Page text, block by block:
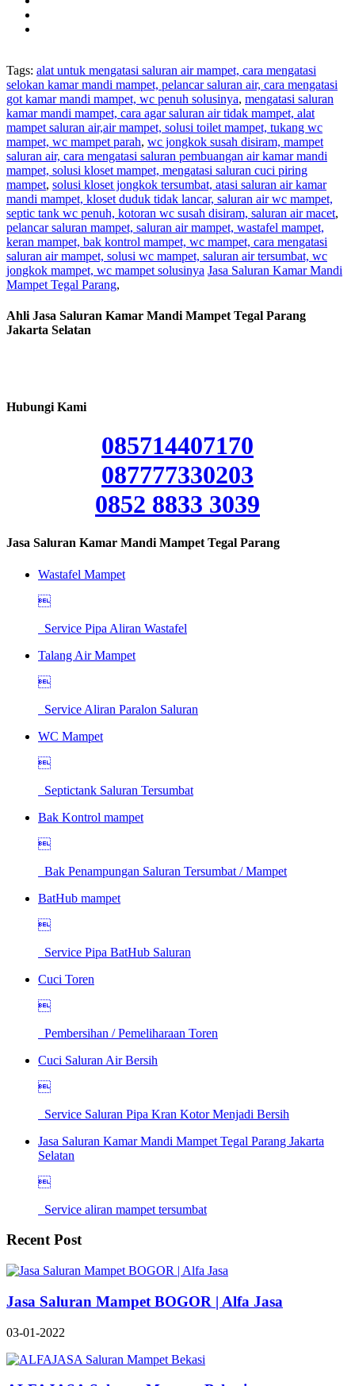
Tags: alat untuk mengatasi saluran air mampet, cara mengatasi
selokan kamar mandi mampet, pelancar saluran air, cara mengatasi
got kamar mandi mampet, wc penuh solusinya, mengatasi saluran
kamar mandi mampet, cara agar saluran air tidak mampet, alat
mampet saluran air,air mampet, solusi toilet mampet, tukang wc
mampet, wc mampet parah, wc jongkok susah disiram, mampet
saluran air, cara mengatasi saluran pembuangan air kamar mandi
mampet, solusi kloset mampet, mengatasi saluran cuci piring
mampet, solusi kloset jongkok tersumbat, atasi saluran air kamar
mandi mampet, kloset duduk tidak lancar, saluran air wc mampet,
septic tank wc penuh, kotoran wc susah disiram, saluran air macet,
pelancar saluran mampet, saluran air mampet, wastafel mampet,
keran mampet, bak kontrol mampet, wc mampet, cara mengatasi
saluran air mampet, solusi wc mampet, saluran air tersumbat, wc
jongkok mampet, wc mampet solusinya Jasa Saluran Kamar Mandi
Mampet Tegal Parang,
Ahli Jasa Saluran Kamar Mandi Mampet Tegal Parang
Jakarta Selatan
Hubungi Kami
085714407170
087777330203
0852 8833 3039
Jasa Saluran Kamar Mandi Mampet Tegal Parang
Wastafel Mampet

Service Pipa Aliran Wastafel
Talang Air Mampet

Service Aliran Paralon Saluran
WC Mampet

Septictank Saluran Tersumbat
Bak Kontrol mampet

Bak Penampungan Saluran Tersumbat / Mampet
BatHub mampet

Service Pipa BatHub Saluran
Cuci Toren

Pembersihan / Pemeliharaan Toren
Cuci Saluran Air Bersih

Service Saluran Pipa Kran Kotor Menjadi Bersih
Jasa Saluran Kamar Mandi Mampet Tegal Parang Jakarta
Selatan

Service aliran mampet tersumbat
Recent Post
Jasa Saluran Mampet BOGOR | Alfa Jasa
03-01-2022